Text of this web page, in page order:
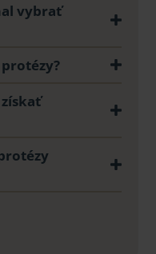
vybrať